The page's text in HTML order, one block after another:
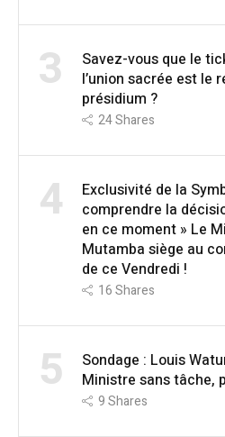
3
Savez-vous que le
l’union sacrée est le
présidium ?
24Shares
4
Exclusivité de la
comprendre la
en ce moment » Le
Mutamba siège au
de ce Vendredi !
16Shares
5
Sondage : Louis
Ministre sans tâche,
9Shares